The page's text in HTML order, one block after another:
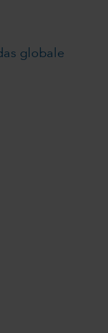
globale